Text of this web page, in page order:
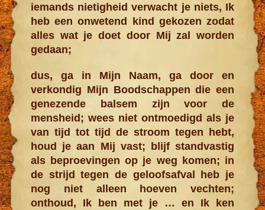
iemands nietigheid verwacht je niets, Ik
heb een onwetend kind gekozen zodat
alles wat je doet door Mij zal worden
gedaan;
dus, ga in Mijn Naam, ga door en
verkondig Mijn Boodschappen die een
genezende balsem zijn voor de
mensheid; wees niet ontmoedigd als je
van tijd tot tijd de stroom tegen hebt,
houd je aan Mij vast; blijf standvastig
als beproevingen op je weg komen; in
de strijd tegen de geloofsafval heb je
nog niet alleen hoeven vechten;
onthoud, Ik ben met je … en Ik ken